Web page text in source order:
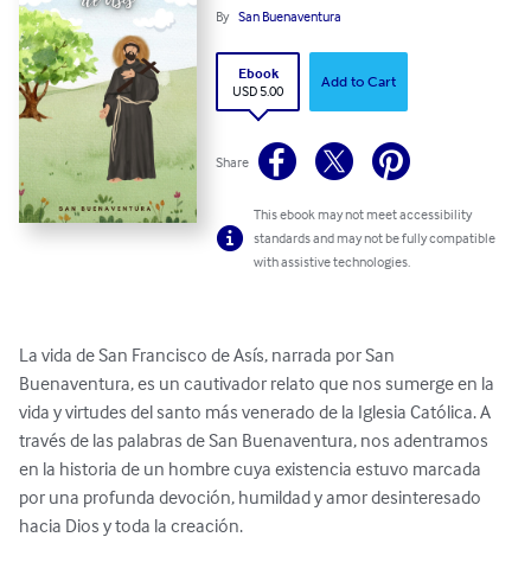
By San Buenaventura
Ebook
USD 5.00
Add to Cart
Share
This ebook may not meet accessibility
standards and may not be fully compatible
with assistive technologies.
La vida de San Francisco de Asís, narrada por San
Buenaventura, es un cautivador relato que nos sumerge en la
vida y virtudes del santo más venerado de la Iglesia Católica. A
través de las palabras de San Buenaventura, nos adentramos
en la historia de un hombre cuya existencia estuvo marcada
por una profunda devoción, humildad y amor desinteresado
hacia Dios y toda la creación.